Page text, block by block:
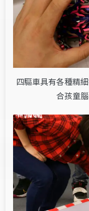
四驅車具有各種精
合孩童